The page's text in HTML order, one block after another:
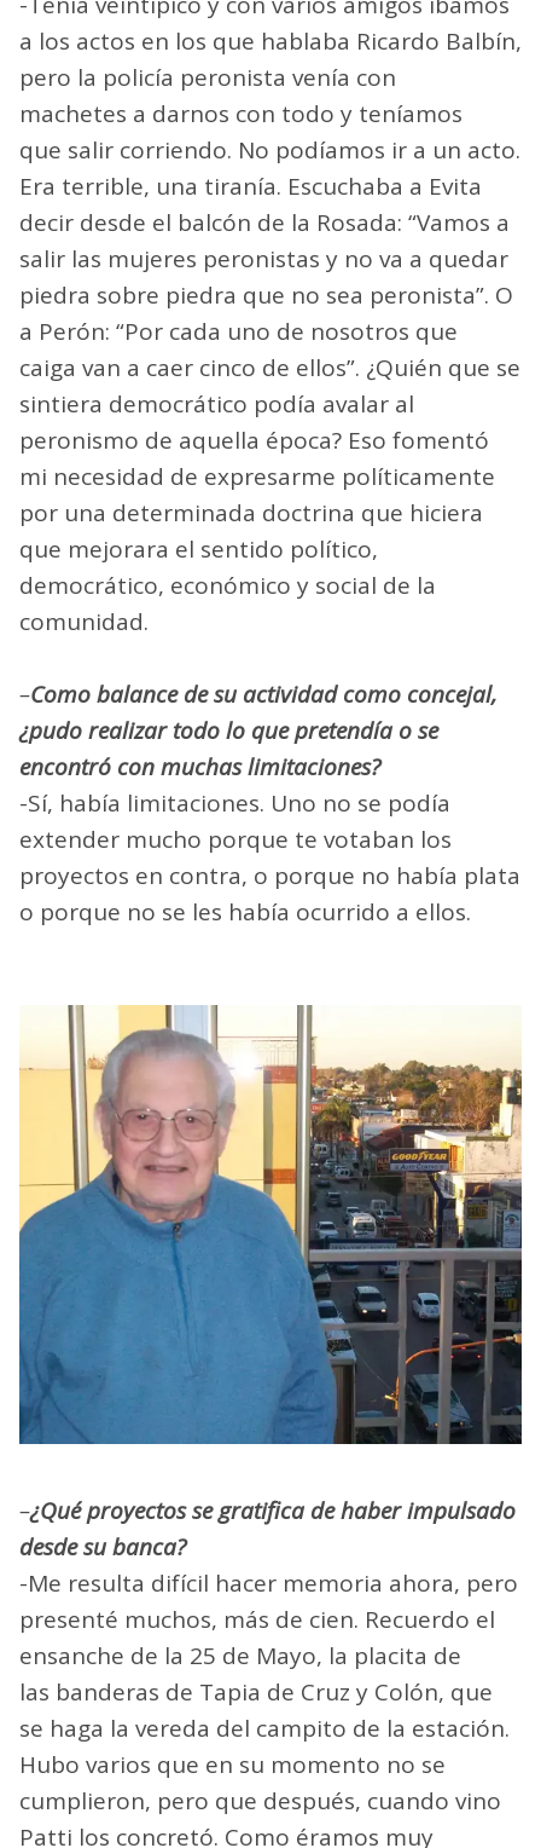
a los actos en los que hablaba Ricardo Balbín,
pero la policía peronista venía con
machetes a darnos con todo y teníamos
que salir corriendo. No podíamos ir a un acto.
Era terrible, una tiranía. Escuchaba a Evita
decir desde el balcón de la Rosada: “Vamos a
salir las mujeres peronistas y no va a quedar
piedra sobre piedra que no sea peronista”. O
a Perón: “Por cada uno de nosotros que
caiga van a caer cinco de ellos”. ¿Quién que se
sintiera democrático podía avalar al
peronismo de aquella época? Eso fomentó
mi necesidad de expresarme políticamente
por una determinada doctrina que hiciera
que mejorara el sentido político,
democrático, económico y social de la
comunidad.
–Como balance de su actividad como concejal,
¿pudo realizar todo lo que pretendía o se
encontró con muchas limitaciones?
-Sí, había limitaciones. Uno no se podía
extender mucho porque te votaban los
proyectos en contra, o porque no había plata
o porque no se les había ocurrido a ellos.
–¿Qué proyectos se gratifica de haber impulsado
desde su banca?
-Me resulta difícil hacer memoria ahora, pero
presenté muchos, más de cien. Recuerdo el
ensanche de la 25 de Mayo, la placita de
las banderas de Tapia de Cruz y Colón, que
se haga la vereda del campito de la estación.
Hubo varios que en su momento no se
cumplieron, pero que después, cuando vino
Patti los concretó. Como éramos muy